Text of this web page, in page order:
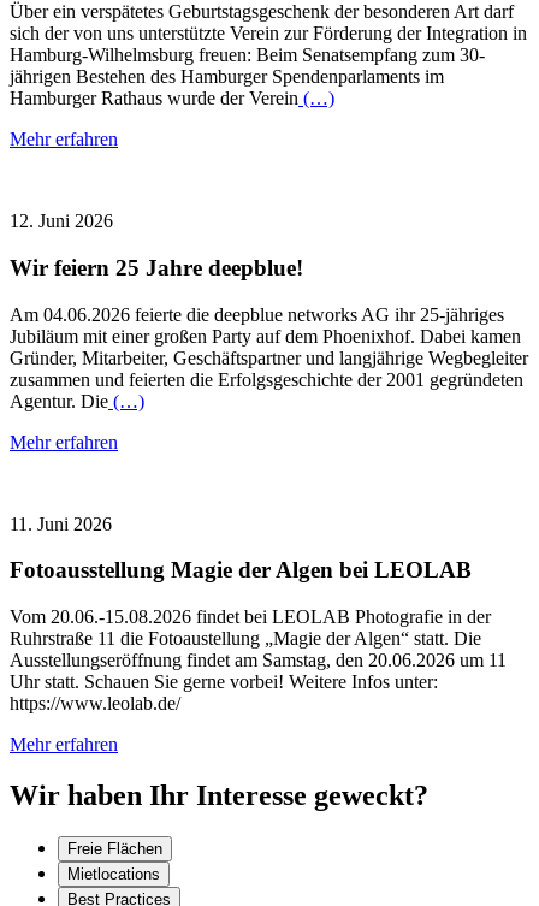
Über ein verspätetes Geburtstagsgeschenk der besonderen Art darf
sich der von uns unterstützte Verein zur Förderung der Integration in
Hamburg-Wilhelmsburg freuen: Beim Senatsempfang zum 30-
jährigen Bestehen des Hamburger Spendenparlaments im
Hamburger Rathaus wurde der Verein (…)
Mehr erfahren
12. Juni 2026
Wir feiern 25 Jahre deepblue!
Am 04.06.2026 feierte die deepblue networks AG ihr 25-jähriges
Jubiläum mit einer großen Party auf dem Phoenixhof. Dabei kamen
Gründer, Mitarbeiter, Geschäftspartner und langjährige Wegbegleiter
zusammen und feierten die Erfolgsgeschichte der 2001 gegründeten
Agentur. Die (…)
Mehr erfahren
11. Juni 2026
Fotoausstellung Magie der Algen bei LEOLAB
Vom 20.06.-15.08.2026 findet bei LEOLAB Photografie in der
Ruhrstraße 11 die Fotoaustellung „Magie der Algen“ statt. Die
Ausstellungseröffnung findet am Samstag, den 20.06.2026 um 11
Uhr statt. Schauen Sie gerne vorbei! Weitere Infos unter:
https://www.leolab.de/
Mehr erfahren
Wir haben Ihr Interesse geweckt?
Freie Flächen
Mietlocations
Best Practices